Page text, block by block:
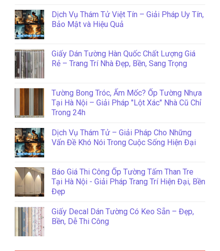
Dịch Vụ Thám Tử Việt Tín – Giải Pháp Uy Tín,
Bảo Mật và Hiệu Quả
Giấy Dán Tường Hàn Quốc Chất Lượng Giá
Rẻ – Trang Trí Nhà Đẹp, Bền, Sang Trọng
Tường Bong Tróc, Ẩm Mốc? Ốp Tường Nhựa
Tại Hà Nội – Giải Pháp "Lột Xác" Nhà Cũ Chỉ
Trong 24h
Dịch Vụ Thám Tử – Giải Pháp Cho Những
Vấn Đề Khó Nói Trong Cuộc Sống Hiện Đại
Báo Giá Thi Công Ốp Tường Tấm Than Tre
Tại Hà Nội - Giải Pháp Trang Trí Hiện Đại, Bền
Đẹp
Giấy Decal Dán Tường Có Keo Sẵn – Đẹp,
Bền, Dễ Thi Công